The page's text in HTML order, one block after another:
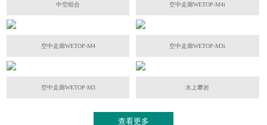
中空组合 空中走廊WETOP-M4i
空中走廊WETOP-M4 空中走廊WETOP-M3i
空中走廊WETOP-M3 水上攀岩
查看更多